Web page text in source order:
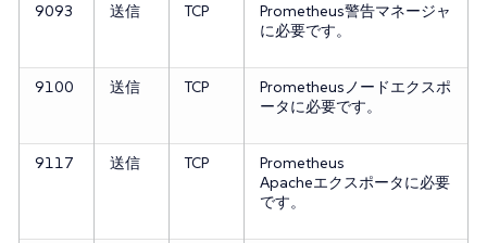
9093 送信 TCP
Prometheus警告マネージャ
に必要です。
9100 送信 TCP
Prometheusノードエクスポ
ータに必要です。
9117 送信 TCP
Prometheus
Apacheエクスポータに必要
です。